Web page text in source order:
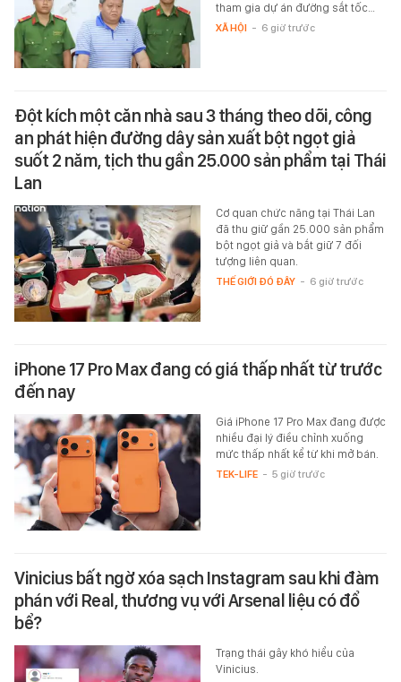
tham gia dự án đường sắt tốc…
XÃ HỘI - 6 giờ trước
Đột kích một căn nhà sau 3 tháng theo dõi, công
an phát hiện đường dây sản xuất bột ngọt giả
suốt 2 năm, tịch thu gần 25.000 sản phẩm tại Thái
Lan
Cơ quan chức năng tại Thái Lan
đã thu giữ gần 25.000 sản phẩm
bột ngọt giả và bắt giữ 7 đối
tượng liên quan.
THẾ GIỚI ĐÓ ĐÂY - 6 giờ trước
iPhone 17 Pro Max đang có giá thấp nhất từ trước
đến nay
Giá iPhone 17 Pro Max đang được
nhiều đại lý điều chỉnh xuống
mức thấp nhất kể từ khi mở bán.
TEK-LIFE - 5 giờ trước
Vinicius bất ngờ xóa sạch Instagram sau khi đàm
phán với Real, thương vụ với Arsenal liệu có đổ
bể?
Trạng thái gây khó hiểu của
Vinicius.